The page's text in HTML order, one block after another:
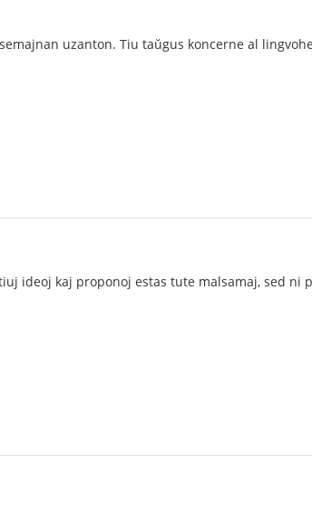
uzanton. Tiu taŭgus koncerne al
ideoj kaj proponoj estas tute malsamaj, sed ni